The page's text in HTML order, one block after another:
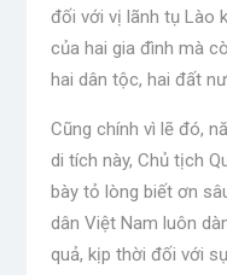
đối với vị lãnh tụ Lào
của hai gia đình mà
hai dân tộc, hai đất
Cũng chính vì lẽ đó,
di tích này, Chủ tịch
bày tỏ lòng biết ơn
dân Việt Nam luôn
quả, kịp thời đối với